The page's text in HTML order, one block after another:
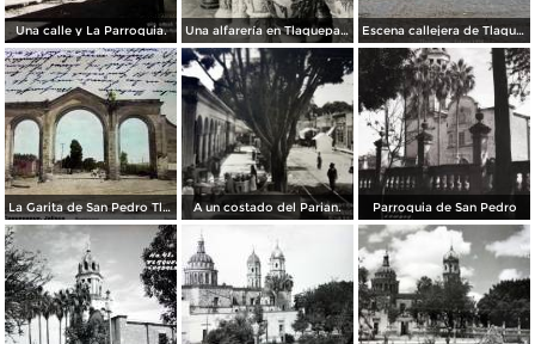
Una calle y La Parroquia. Una alfarería en Tlaquepaque Escena callejera de Tlaquepaque, Jalisco 1958.
La Garita de San Pedro Tlaquepaque, Jalisco ( Circulada el 6 de Diciembre de 1909 ). A un costado del Parian. Parroquia de San Pedro